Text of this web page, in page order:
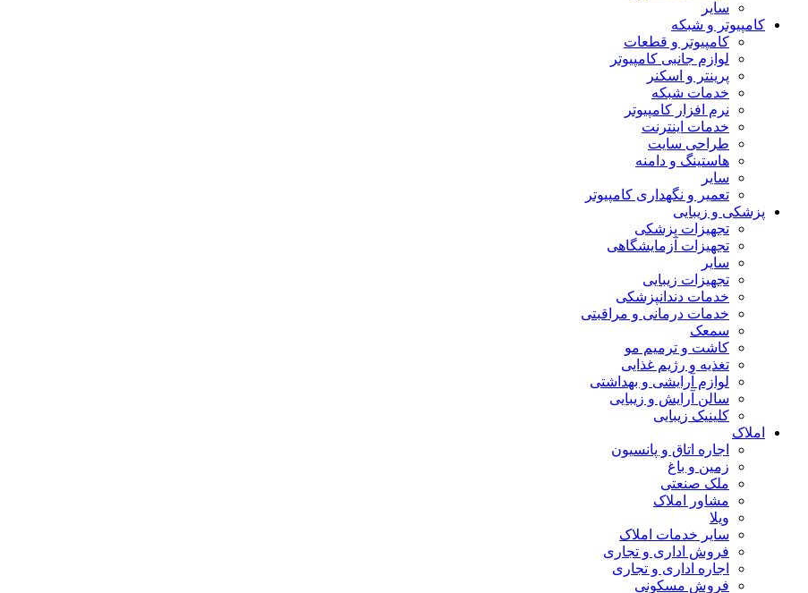
سایر
کامپیوتر و شبکه
کامپیوتر و قطعات
لوازم جانبی کامپیوتر
پرینتر و اسکنر
خدمات شبکه
نرم افزار کامپیوتر
خدمات اینترنت
طراحی سایت
هاستینگ و دامنه
سایر
تعمیر و نگهداری کامپیوتر
پزشکی و زیبایی
تجهیزات پزشکی
تجهیزات آزمایشگاهی
سایر
تجهیزات زیبایی
خدمات دندانپزشکی
خدمات درمانی و مراقبتی
سمعک
کاشت و ترمیم مو
تغذیه و رژیم غذایی
لوازم آرایشی و بهداشتی
سالن آرایش و زیبایی
کلینیک زیبایی
املاک
اجاره اتاق و پانسیون
زمین و باغ
ملک صنعتی
مشاور املاک
ویلا
سایر خدمات املاک
فروش اداری و تجاری
اجاره اداری و تجاری
فروش مسکونی